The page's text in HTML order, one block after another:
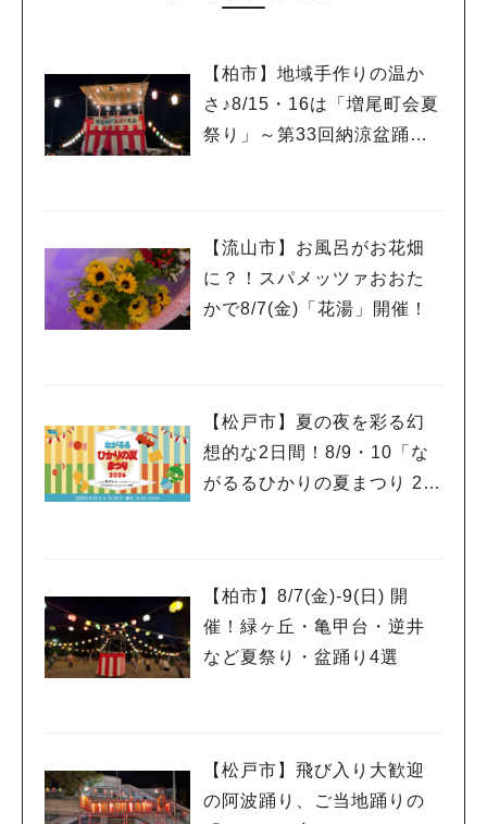
【柏市】地域手作りの温か
さ♪8/15・16は「増尾町会夏
祭り」～第33回納涼盆踊り
【流山市】お風呂がお花畑
に？！スパメッツァおおた
かで8/7(金)「花湯」開催！
【松戸市】夏の夜を彩る幻
想的な2日間！8/9・10「な
がるるひかりの夏まつり 20
【柏市】8/7(金)‐9(日) 開
催！緑ヶ丘・亀甲台・逆井
など夏祭り・盆踊り4選
【松戸市】飛び入り大歓迎
の阿波踊り、ご当地踊りの